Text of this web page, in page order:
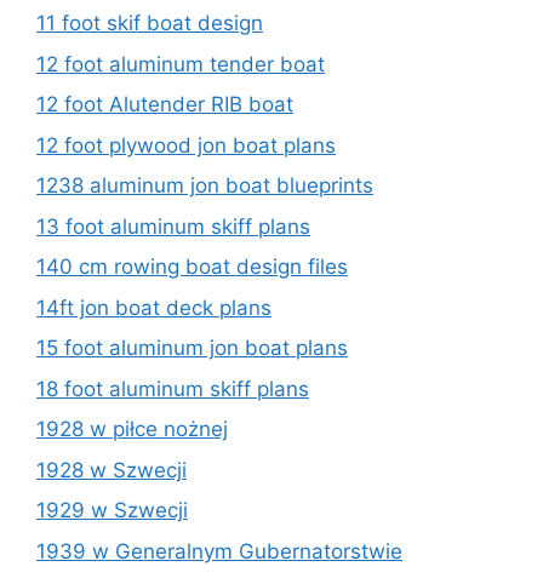
11 foot skif boat design
12 foot aluminum tender boat
12 foot Alutender RIB boat
12 foot plywood jon boat plans
1238 aluminum jon boat blueprints
13 foot aluminum skiff plans
140 cm rowing boat design files
14ft jon boat deck plans
15 foot aluminum jon boat plans
18 foot aluminum skiff plans
1928 w piłce nożnej
1928 w Szwecji
1929 w Szwecji
1939 w Generalnym Gubernatorstwie